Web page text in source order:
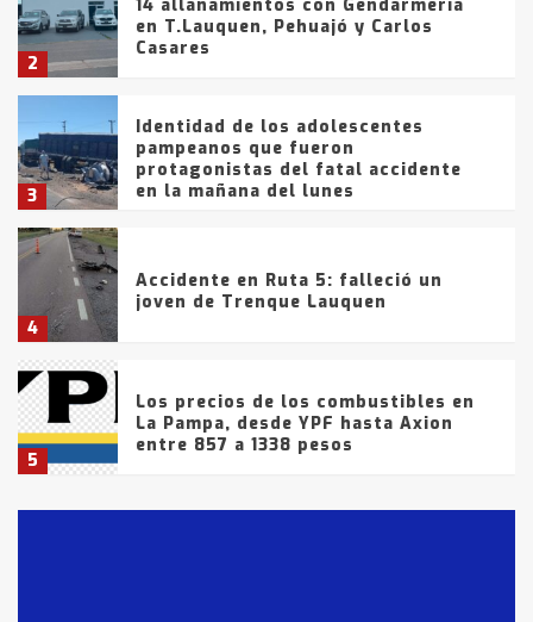
2
14 allanamientos con Gendarmería
en T.Lauquen, Pehuajó y Carlos
Casares
3
Identidad de los adolescentes
pampeanos que fueron
protagonistas del fatal accidente
en la mañana del lunes
4
Accidente en Ruta 5: falleció un
joven de Trenque Lauquen
5
Los precios de los combustibles en
La Pampa, desde YPF hasta Axion
entre 857 a 1338 pesos